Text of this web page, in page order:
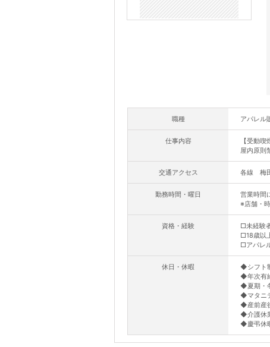
職種 アパレル
仕事内容
【受動喫
屋内原則
交通アクセス 各線 梅
勤務時間・曜日
営業時間
※店舗・
資格・経験
□未経験
□18歳以
□アパレ
休日・休暇
◆シフト
◆年次有
◆夏期・
◆マタニ
◆産前産
◆介護休
◆慶弔休